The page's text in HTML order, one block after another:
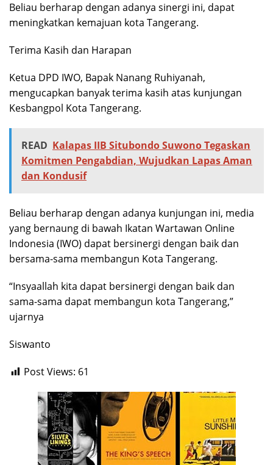
Beliau berharap dengan adanya sinergi ini, dapat
meningkatkan kemajuan kota Tangerang.
Terima Kasih dan Harapan
Ketua DPD IWO, Bapak Nanang Ruhiyanah,
mengucapkan banyak terima kasih atas kunjungan
Kesbangpol Kota Tangerang.
READ Kalapas IIB Situbondo Suwono Tegaskan
Komitmen Pengabdian, Wujudkan Lapas Aman
dan Kondusif
Beliau berharap dengan adanya kunjungan ini, media
yang bernaung di bawah Ikatan Wartawan Online
Indonesia (IWO) dapat bersinergi dengan baik dan
bersama-sama membangun Kota Tangerang.
“Insyaallah kita dapat bersinergi dengan baik dan
sama-sama dapat membangun kota Tangerang,”
ujarnya
Siswanto
Post Views: 61